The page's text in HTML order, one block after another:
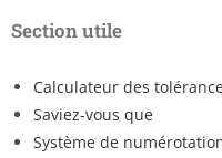
Section utile
Calculateur des
Saviez-vous que
Système de